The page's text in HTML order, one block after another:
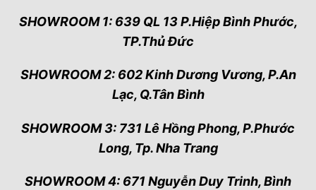
SHOWROOM 1: 639 QL 13 P.Hiệp Bình Phước,
TP.Thủ Đức
SHOWROOM 2: 602 Kinh Dương Vương, P.An
Lạc, Q.Tân Bình
SHOWROOM 3: 731 Lê Hồng Phong, P.Phước
Long, Tp. Nha Trang
SHOWROOM 4: 671 Nguyễn Duy Trinh, Bình